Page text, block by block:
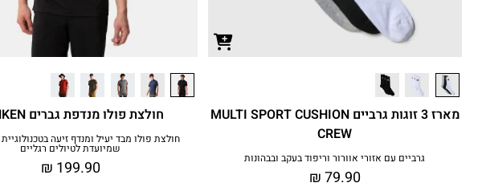
מארז 3 זוגות גרביים MULTI SPORT CUSHION
CREW
גרביים עם אזורי אוורור וריפוד בעקב ובבהונות
₪79.90
חולצת פולו מנדפת גברים TANKEN
שמיועדת לטיולים רגליים
₪ 199.90